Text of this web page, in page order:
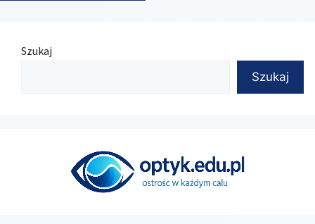
Szukaj
Szukaj